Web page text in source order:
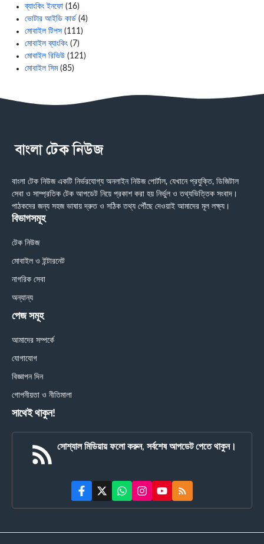
ব্যাংকিং ইনফো (16)
ভোটার আইডি কার্ড (4)
মোবাইল টিপস (111)
মোবাইল ব্যাংকিং (7)
মোবাইল রিভিউ (121)
মোবাইল সিম(85)
বাংলা টেক নিউজ একটি নির্ভরযোগ্য অনলাইন নিউজ পোর্টাল, যেখানে প্রযুক্তি, ডিজিটাল
সেবা ও সাম্প্রতিক টেক আপডেট নিয়ে প্রকাশ করা হয় নির্ভুল ও তথ্যভিত্তিক সংবাদ।
পাঠকদের জন্য সহজ ভাষায় দ্রুত ও সঠিক তথ্য পৌঁছে দেওয়াই আমাদের মূল লক্ষ্য।
বিভাগসমূহ
টেক নিউজ
মোবাইল ও ইন্টারনেট
নাগরিক সেবা
অন্যান্য
পেজ সমূহ
আমাদের সম্পর্কে
যোগাযোগ
বিজ্ঞাপন দিন
গোপনীয়তা ও নীতিমালা
সাথেই থাকুন!
সোশ্যাল মিডিয়ায় ফলো করুন, সর্বশেষ আপডেট পেতে থাকুন।